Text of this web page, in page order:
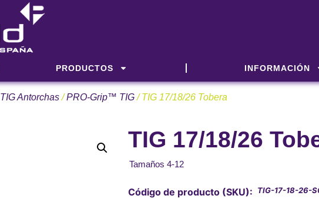
PRODUCTOS INFORMACIÓN
TIG Antorchas/PRO-Grip™ TIG/ TIG 17/18/26 Tobera
TIG 17/18/26
Tamaños 4-12
Código de producto (SKU): TIG-17-18-26-